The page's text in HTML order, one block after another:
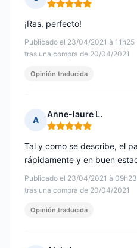
Nota: 5 de 5
Publicado el 23/04/2021 à 11h25
tras una compra de 20/04/2021
¡Ras, perfecto!
Opinión traducida
A
Anne-laure L.
Nota: 5 de 5
Publicado el 23/04/2021 à 09h23
tras una compra de 20/04/2021
Tal y como se describe, el
rápidamente y en buen
Opinión traducida